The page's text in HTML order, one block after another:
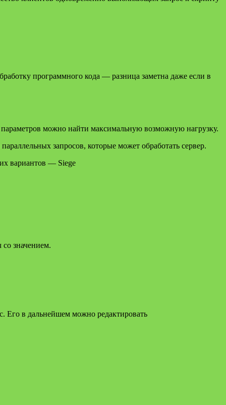
программного кода — разница заметна даже если в
можно найти максимальную возможную нагрузку.
запросов, которые может обработать сервер.
вариантов — Siege
со значением.
Его в дальнейшем можно редактировать